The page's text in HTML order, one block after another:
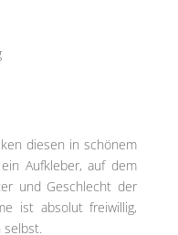
diesen in schönem
Aufkleber, auf dem
und Geschlecht der
ist absolut freiwillig,